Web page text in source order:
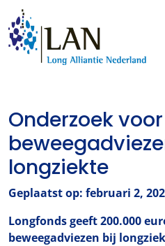
Onderzoek voor
longziekte
Geplaatst op: februari 2,
Longfonds geeft 200.000
beweegadviezen bij